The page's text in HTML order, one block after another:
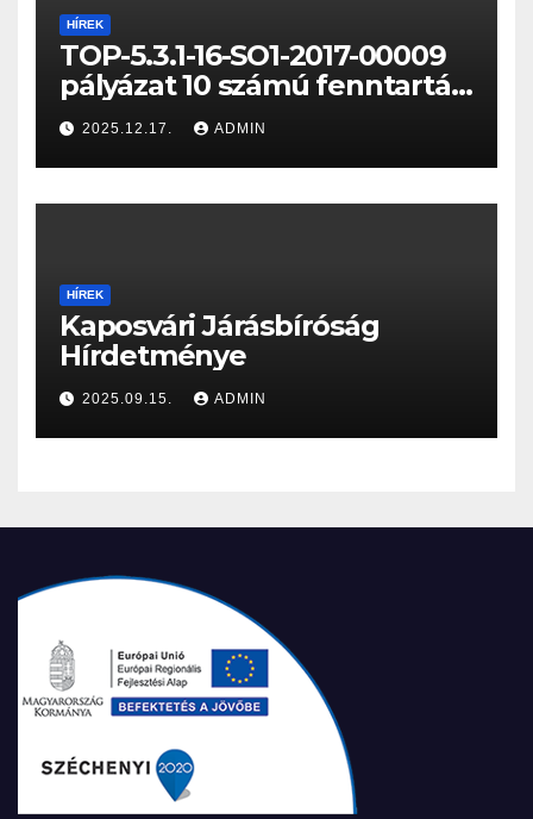
HÍREK
TOP-5.3.1-16-SO1-2017-00009
pályázat 10 számú fenntartási
jelentése
2025.12.17. ADMIN
HÍREK
Kaposvári Járásbíróság
Hírdetménye
2025.09.15. ADMIN